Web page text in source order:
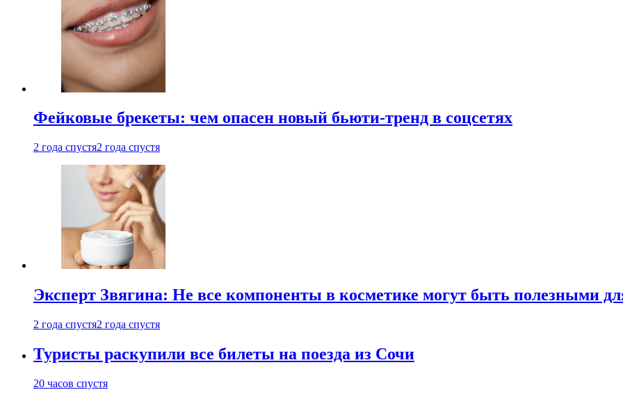
Фейковые брекеты: чем опасен новый бьюти-тренд в соцсетях
2 года спустя2 года спустя
Эксперт Звягина: Не все компоненты в косметике могут быть полезными
2 года спустя2 года спустя
Туристы раскупили все билеты на поезда из Сочи
20 часов спустя